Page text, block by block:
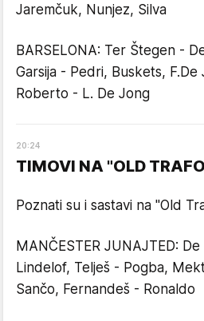
Jaremčuk, Nunjez, Silva
BARSELONA: Ter Štegen -
Garsija - Pedri, Buskets, F.De
Roberto - L. De Jong
20:24
TIMOVI NA "OLD
Poznati su i sastavi na "Old
MANČESTER JUNAJTED:
Lindelof, Telješ - Pogba,
Sančo, Fernandeš - Ronaldo